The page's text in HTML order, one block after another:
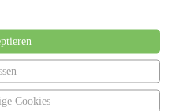
uns an.
gerne!
Cookies